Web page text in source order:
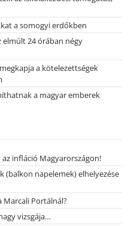
a somogyi erdőkben
elmúlt 24 órában négy
a kötelezettségek
a magyar emberek
infláció Magyarországon!
(balkon napelemek) elhelyezése
Portálnál?
vizsgája…